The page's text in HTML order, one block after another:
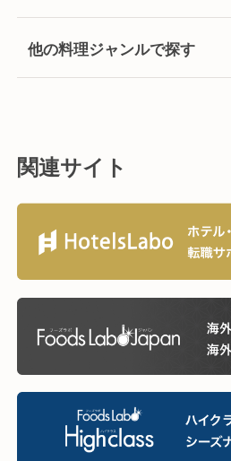
他の料理ジャンルで探す
関連サイト